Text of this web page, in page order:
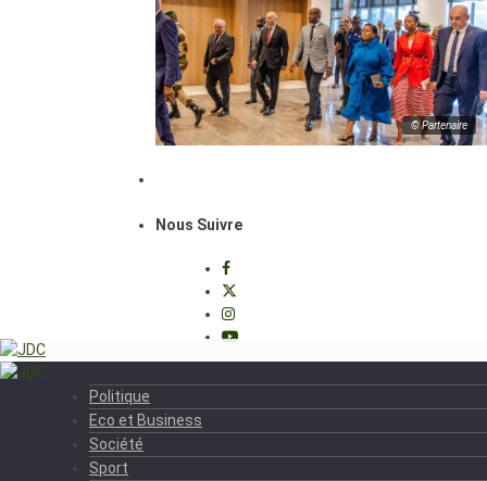
© Partenaire
Nous Suivre
Politique
Eco et Business
Société
Sport